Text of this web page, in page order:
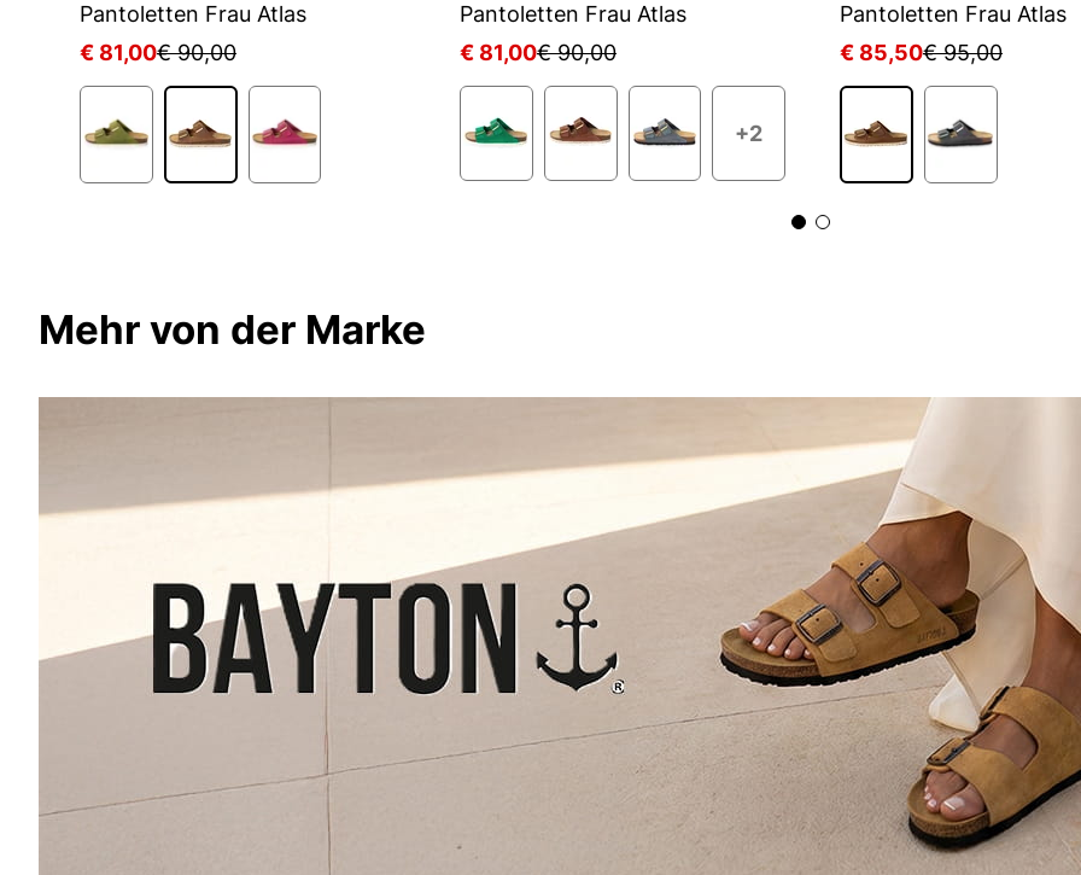
Pantoletten Frau Atlas
€ 81,00€ 90,00
Pantoletten Frau Atlas
€ 81,00€ 90,00
+2
Pantoletten Frau Atlas
€ 85,50€ 95,00
Mehr von der Marke